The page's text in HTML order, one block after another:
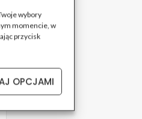
wybory
momencie, w
przycisk
OPCJAMI